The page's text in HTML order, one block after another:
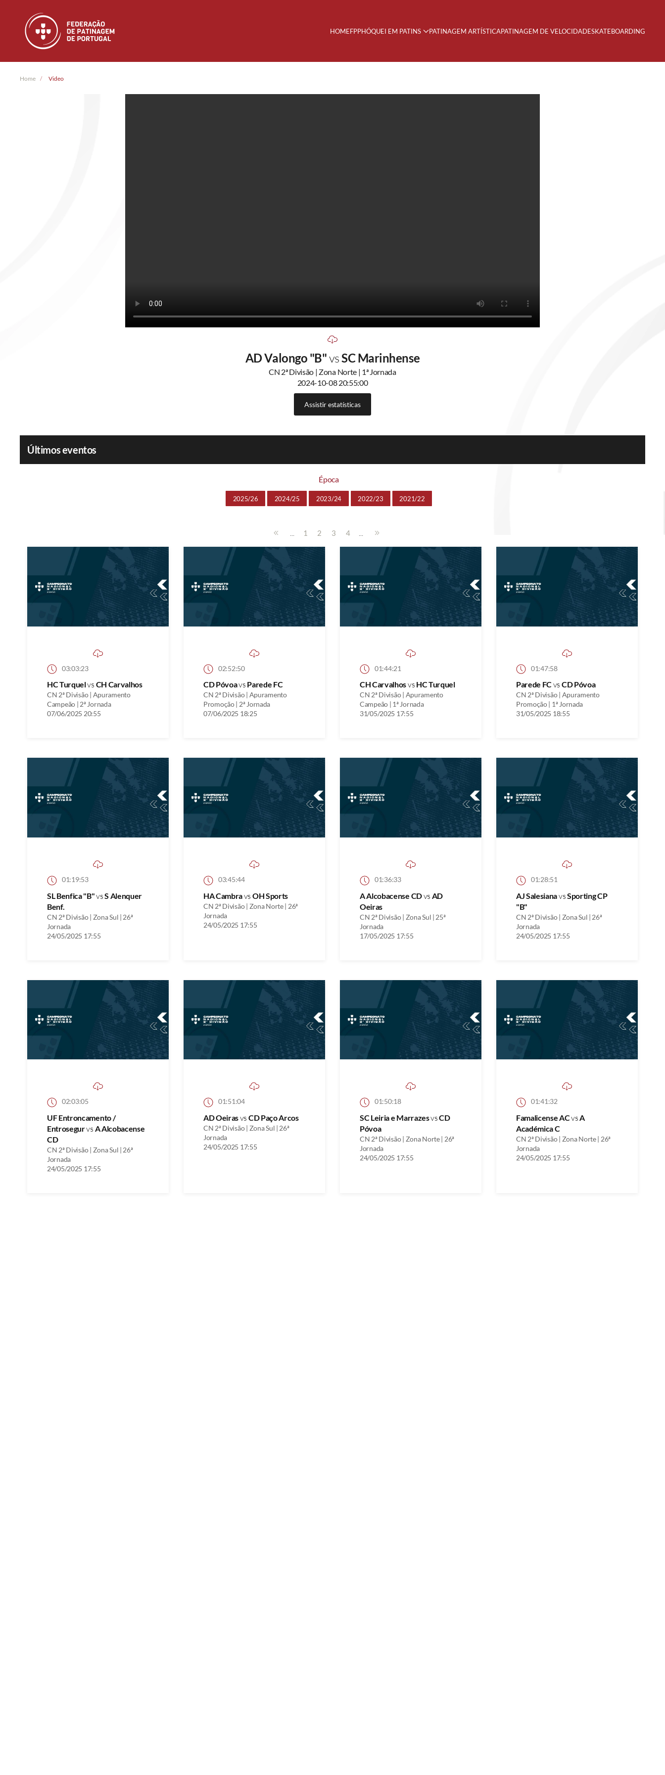
Skip to main content HOMEFPPHÓQUEI EM PATINS PATINAGEM ARTÍSTICAPATINAGEM DE VELOCIDADESKATEBOARDING
Home Video
AD Valongo "B"vsSC Marinhense
CN 2ª Divisão | Zona Norte | 1ª Jornada
2024-10-08 20:55:00
Assistir estatísticas
Últimos eventos
Época
2025/26 2024/25 2023/24 2022/23 2021/22
... 1 2 3 4 ...
03:03:23
HC Turquelvs CH Carvalhos
CN 2ª Divisão | Apuramento
Campeão | 2ª Jornada
07/06/2025 20:55
02:52:50
CD Póvoavs Parede FC
CN 2ª Divisão | Apuramento
Promoção | 2ª Jornada
07/06/2025 18:25
01:44:21
CH Carvalhosvs HC Turquel
CN 2ª Divisão | Apuramento
Campeão | 1ª Jornada
31/05/2025 17:55
01:47:58
Parede FCvs CD Póvoa
CN 2ª Divisão | Apuramento
Promoção | 1ª Jornada
31/05/2025 18:55
01:19:53
SL Benfica "B"vsS Alenquer
Benf.
CN 2ª Divisão | Zona Sul | 26ª
Jornada
24/05/2025 17:55
03:45:44
HA Cambravs OH Sports
CN 2ª Divisão | Zona Norte | 26ª
Jornada
24/05/2025 17:55
01:36:33
A Alcobacense CDvs AD
Oeiras
CN 2ª Divisão | Zona Sul | 25ª
Jornada
17/05/2025 17:55
01:28:51
AJ SalesianavsSporting CP
"B"
CN 2ª Divisão | Zona Sul | 26ª
Jornada
24/05/2025 17:55
02:03:05
UF Entroncamento /
Entrosegurvs A Alcobacense
CD
CN 2ª Divisão | Zona Sul | 26ª
Jornada
24/05/2025 17:55
01:51:04
AD Oeirasvs CD Paço Arcos
CN 2ª Divisão | Zona Sul | 26ª
Jornada
24/05/2025 17:55
01:50:18
SC Leiria e MarrazesvsCD
Póvoa
CN 2ª Divisão | Zona Norte | 26ª
Jornada
24/05/2025 17:55
01:41:32
Famalicense ACvsA
Académica C
CN 2ª Divisão | Zona Norte | 26ª
Jornada
24/05/2025 17:55